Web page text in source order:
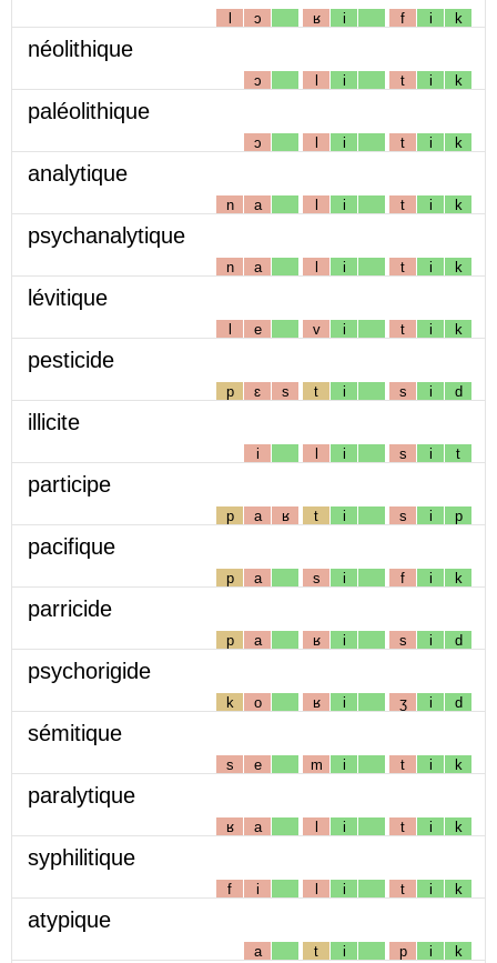
l ɔ ʁ i f i k
néolithique
ɔ l i t i k
paléolithique
ɔ l i t i k
analytique
n a l i t i k
psychanalytique
n a l i t i k
lévitique
l e v i t i k
pesticide
p ɛ s t i s i d
illicite
i l i s i t
participe
p a ʁ t i s i p
pacifique
p a s i f i k
parricide
p a ʁ i s i d
psychorigide
k o ʁ i ʒ i d
sémitique
s e m i t i k
paralytique
ʁ a l i t i k
syphilitique
f i l i t i k
atypique
a t i p i k